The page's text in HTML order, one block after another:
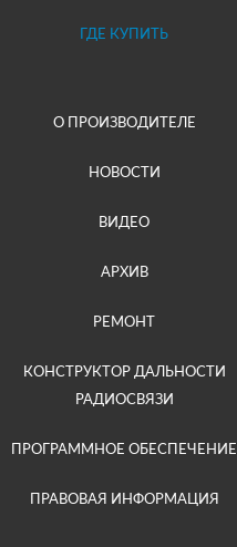
ГДЕ КУПИТЬ
О ПРОИЗВОДИТЕЛЕ
НОВОСТИ
ВИДЕО
АРХИВ
РЕМОНТ
КОНСТРУКТОР ДАЛЬНОСТИ
РАДИОСВЯЗИ
ПРОГРАММНОЕ ОБЕСПЕЧЕНИЕ
ПРАВОВАЯ ИНФОРМАЦИЯ